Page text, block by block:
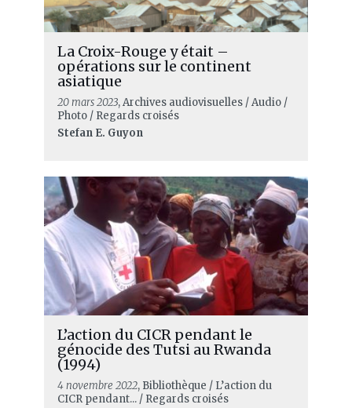
La Croix-Rouge y était –
opérations sur le continent
asiatique
20 mars 2023, Archives audiovisuelles / Audio /
Photo / Regards croisés
Stefan E. Guyon
L’action du CICR pendant le
génocide des Tutsi au Rwanda
(1994)
4 novembre 2022, Bibliothèque / L’action du
CICR pendant... / Regards croisés